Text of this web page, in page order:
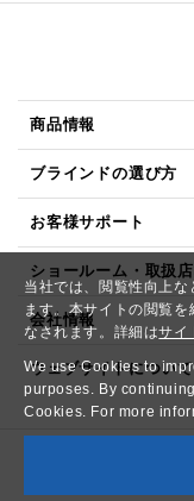
当社では、閲覧性向上
ます。本サイトの閲覧
なされます。詳細はサイ
We use Cookies to
purposes. By
Cookies. For more
商品情報
ブラインドの選び方
お客様サポート
ショールーム・取扱
会社情報
ウェブサイトについて